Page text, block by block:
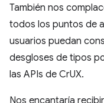
También nos
todos los puntos de
usuarios puedan
desgloses de tipos
las APIs de CrUX.